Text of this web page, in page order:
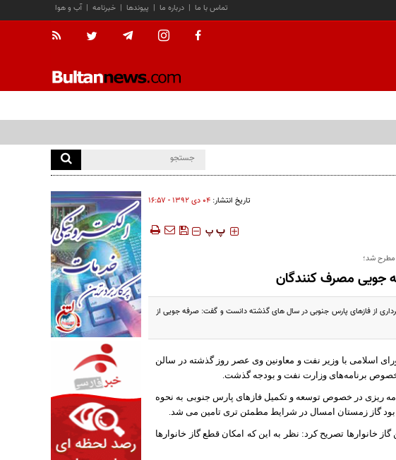
آب و هوا | خبرنامه | پیوندها | درباره ما | تماس با ما
تاریخ انتشار: ۰۴ دی ۱۳۹۲ - ۱۶:۵۷
‍‍‍ پ پ
شد؛
جویی مصرف کنندگان
از فازهای پارس جنوبی در سال های گذشته دانست و گفت: صرفه جویی از
با وزیر نفت و معاونین وی عصر روز گذشته در سالن
ریزی در خصوص توسعه و تکمیل فازهای پارس جنوبی به نحوه
بود گاز زمستان امسال در شرایط مطمئن تری تامین می شد.
خانوار‌ها تصریح کرد: نظر به این که امکان قطع گاز خانوارها